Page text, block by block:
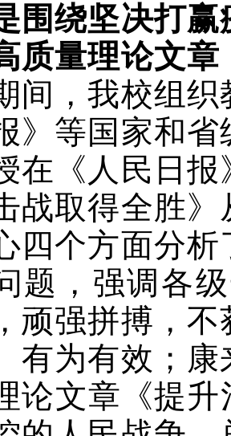
围绕坚决打
质量理论文
间，我校组
》等国家和
在《人民日
战取得全胜
四个方面分
题，强调各
顽强拼搏，
有为有效；
论文章《提